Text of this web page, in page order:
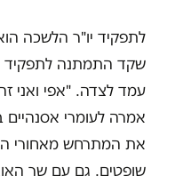
לתפקיד יו"ר הלשכה
שקד התמתנה לתפקיד
עמד לצדה. "אפי ואני
אמרה לעומרי
את המתרחש מאחורי
שופטים. גם עם שר